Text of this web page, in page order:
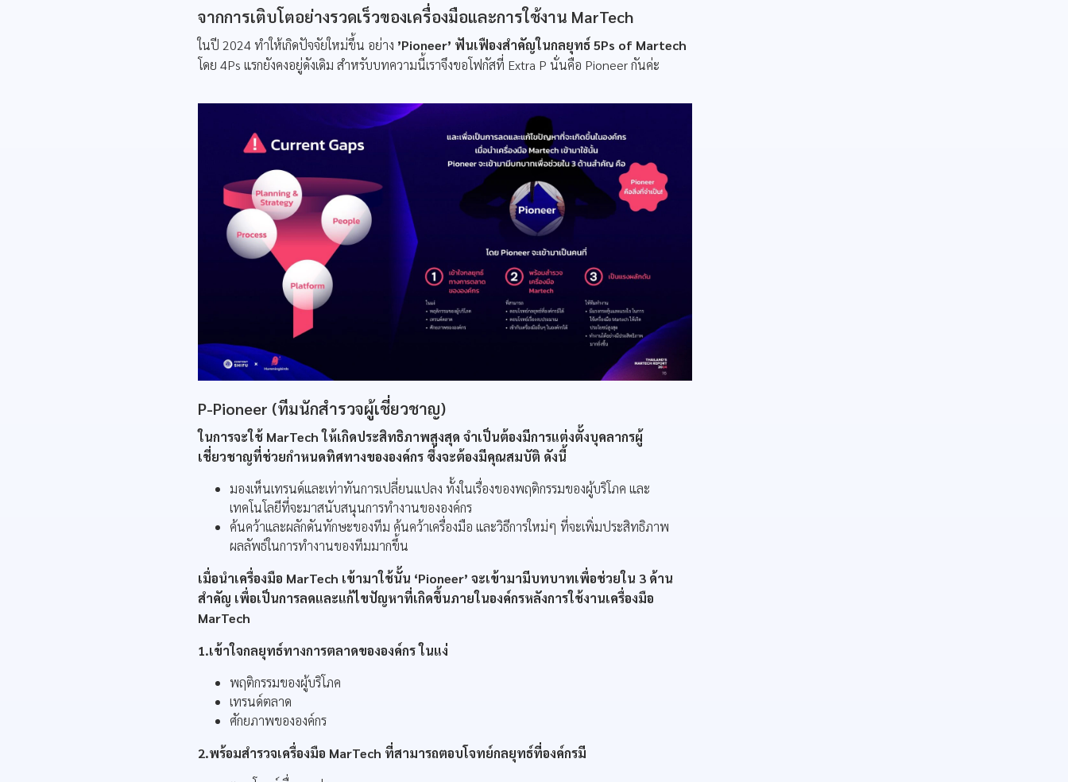
จากการเติบโตอย่างรวดเร็วของเครื่องมือและการใช้งาน MarTech
ในปี 2024 ทำให้เกิดปัจจัยใหม่ขึ้น อย่าง ’Pioneer’ ฟันเฟืองสำคัญในกลยุทธ์ 5Ps of Martech
โดย 4Ps แรกยังคงอยู่ดังเดิม สำหรับบทความนี้เราจึงขอโฟกัสที่ Extra P นั่นคือ Pioneer กันค่ะ
P-Pioneer (ทีมนักสำรวจผู้เชี่ยวชาญ)
ในการจะใช้ MarTech ให้เกิดประสิทธิภาพสูงสุด จำเป็นต้องมีการแต่งตั้งบุคลากรผู้
เชี่ยวชาญที่ช่วยกำหนดทิศทางขององค์กร ซึ่งจะต้องมีคุณสมบัติ ดังนี้
มองเห็นเทรนด์และเท่าทันการเปลี่ยนแปลง ทั้งในเรื่องของพฤติกรรมของผู้บริโภค และ
เทคโนโลยีที่จะมาสนับสนุนการทำงานขององค์กร
ค้นคว้าและผลักดันทักษะของทีม ค้นคว้าเครื่องมือ และวิธีการใหม่ๆ ที่จะเพิ่มประสิทธิภาพ
ผลลัพธ์ในการทำงานของทีมมากขึ้น
เมื่อนำเครื่องมือ MarTech เข้ามาใช้นั้น ‘Pioneer’ จะเข้ามามีบทบาทเพื่อช่วยใน 3 ด้าน
สำคัญ เพื่อเป็นการลดและแก้ไขปัญหาที่เกิดขึ้นภายในองค์กรหลังการใช้งานเครื่องมือ
MarTech
1.เข้าใจกลยุทธ์ทางการตลาดขององค์กร ในแง่
พฤติกรรมของผู้บริโภค
เทรนด์ตลาด
ศักยภาพขององค์กร
2.พร้อมสำรวจเครื่องมือ MarTech ที่สามารถตอบโจทย์กลยุทธ์ที่องค์กรมี